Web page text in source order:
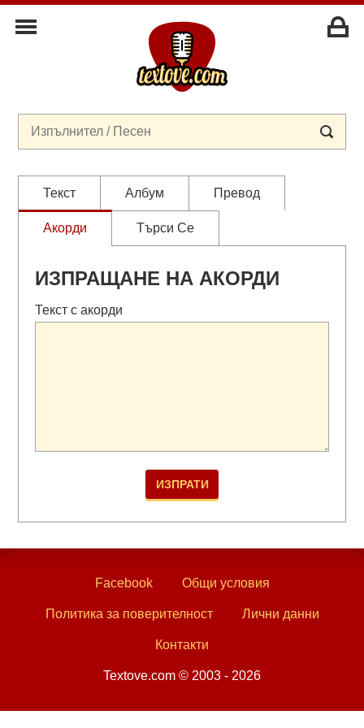
Текст Албум Превод
Акорди Търси Се
ИЗПРАЩАНЕ НА АКОРДИ
Текст с акорди
Facebook Общи условия
Политика за поверителност Лични данни
Контакти
Textove.com © 2003 - 2026